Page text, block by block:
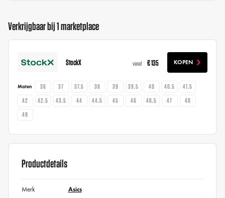
Verkrijgbaar bij 1 marketplace
StockX vanaf € 135 KOPEN
Maten 36 37 37.5 38 39 39.5 40 40.5
41.5
42
42.5 43.5 44 44.5 45 46 46.5 47
48
49
Productdetails
Merk Asics